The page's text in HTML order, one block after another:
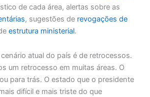
de cada área, alertas sobre as
, sugestões de revogações de
estrutura ministerial.
atual do país é de retrocessos.
um retrocesso em muitas áreas. O
para trás. O estado que o presidente
difícil e mais triste do que